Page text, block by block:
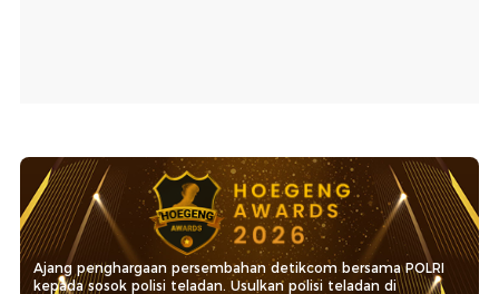
Ajang penghargaan persembahan detikcom bersama POLRI
kepada sosok polisi teladan. Usulkan polisi teladan di